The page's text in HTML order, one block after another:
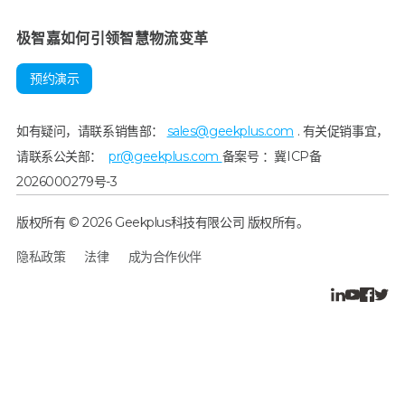
极智嘉如何引领智慧物流变革
预约演示
如有疑问，请联系销售部： sales@geekplus.com . 有关促销事宜，
请联系公关部：pr@geekplus.com 备案号 ：冀ICP备
2026000279号-3
版权所有 © 2026 Geekplus科技有限公司 版权所有。
隐私政策 法律 成为合作伙伴